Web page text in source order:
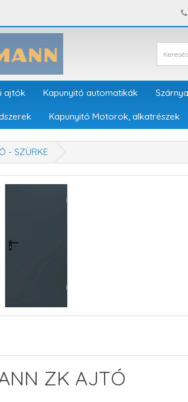
ajtók Kapunyitó automatikák
Kapunyitó Motorok, alkatrészek
- SZÜRKE
ZK AJTÓ